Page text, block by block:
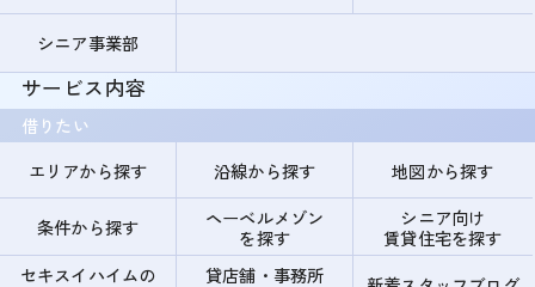
シニア事業部
サービス内容
借りたい
エリアから探す
沿線から探す 地図から探す
条件から探す
ヘーベルメゾン
を探す
シニア向け
賃貸住宅を探す
セキスイハイムの
貸店舗・事務所